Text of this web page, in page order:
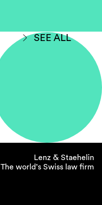
SEE ALL
Lenz & Staehelin
The world’s Swiss law firm